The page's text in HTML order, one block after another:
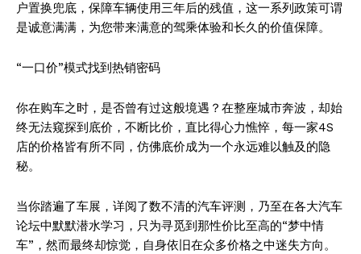
户置换兜底，保障车辆使用三年后的残值，这一系列政策可谓
是诚意满满，为您带来满意的驾乘体验和长久的价值保障。
“一口价”模式找到热销密码
你在购车之时，是否曾有过这般境遇？在整座城市奔波，却始
终无法窥探到底价，不断比价，直比得心力憔悴，每一家4S
店的价格皆有所不同，仿佛底价成为一个永远难以触及的隐
秘。
当你踏遍了车展，详阅了数不清的汽车评测，乃至在各大汽车
论坛中默默潜水学习，只为寻觅到那性价比至高的“梦中情
车”，然而最终却惊觉，自身依旧在众多价格之中迷失方向。